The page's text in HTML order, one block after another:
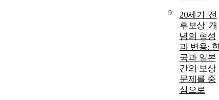
9
20세기 '전
후보상' 개
념의 형성
과 변용:
국과 일본
간의 보상
문제를 중
심으로